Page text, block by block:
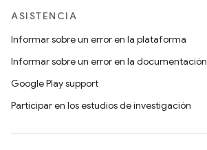
ASISTENCIA
Informar sobre un error en la plataforma
Informar sobre un error en la documentación
Google Play support
Participar en los estudios de investigación